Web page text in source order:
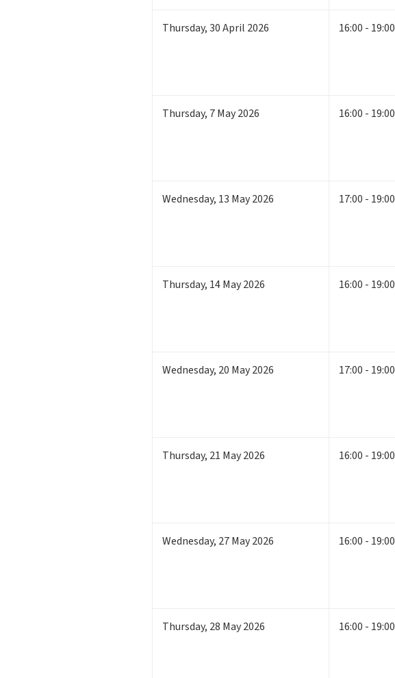
Thursday,30April 2026 16:00 - 19:00
Thursday, 7May 2026 16:00 - 19:00
Wednesday, 13 May 2026 17:00 - 19:00
Thursday, 14May 2026 16:00 - 19:00
Wednesday, 20 May 2026 17:00 - 19:00
Thursday, 21 May 2026 16:00 - 19:00
Wednesday, 27May 2026 16:00 - 19:00
Thursday, 28 May 2026 16:00 - 19:00